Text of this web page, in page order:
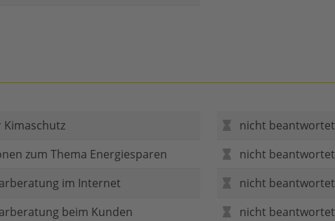
Kimaschutz
zum Thema Energiesparen
im Internet
beim Kunden
nicht beantwortet
nicht beantwortet
nicht beantwortet
nicht beantwortet